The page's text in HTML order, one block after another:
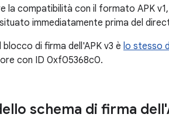
la compatibilità con il formato APK
immediatamente prima del
di firma dell'APK v3 è lo stesso
con ID 0xf05368c0.
schema di firma